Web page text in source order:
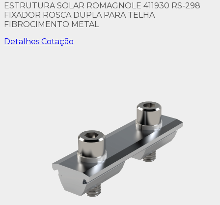
ESTRUTURA SOLAR ROMAGNOLE 411930 RS-298
FIXADOR ROSCA DUPLA PARA TELHA
FIBROCIMENTO METAL
Detalhes Cotação